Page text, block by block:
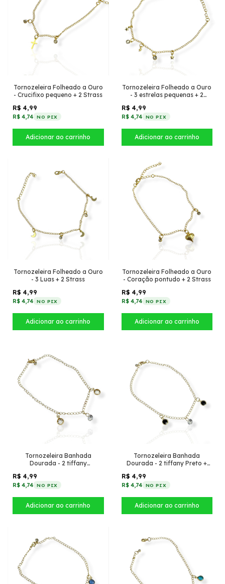
Tornozeleira Folheado a Ouro
- Crucifixo pequeno + 2 Strass
R$ 4,99
R$ 4,74 NO PIX
Tornozeleira Folheado a Ouro
- 3 estrelas pequenas + 2
R$ 4,99
R$ 4,74 NO PIX
Tornozeleira Folheado a Ouro
- 3 Luas + 2 Strass
R$ 4,99
R$ 4,74 NO PIX
Tornozeleira Folheado a Ouro
- Coração pontudo + 2 Strass
R$ 4,99
R$ 4,74 NO PIX
Tornozeleira Banhada
Dourada - 2 tiffany
R$ 4,99
R$ 4,74 NO PIX
Tornozeleira Banhada
Dourada - 2 tiffany Preto +
R$ 4,99
R$ 4,74 NO PIX